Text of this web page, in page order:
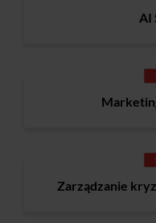
AI
Zarządzanie